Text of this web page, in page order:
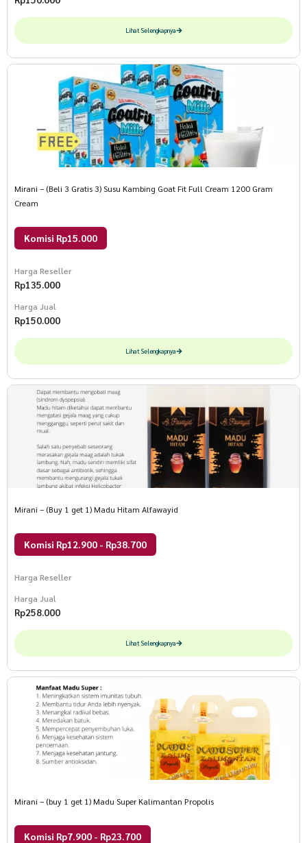
Lihat Selengkapnya
Mirani – (Beli 3 Gratis 3) Susu Kambing Goat Fit Full Cream 1200 Gram
Cream
Komisi Rp15.000
Harga Reseller
Rp135.000
Harga Jual
Rp150.000
Lihat Selengkapnya
Mirani – (Buy 1 get 1) Madu Hitam Alfawayid
Komisi Rp12.900 - Rp38.700
Harga Reseller
Harga Jual
Rp258.000
Lihat Selengkapnya
Mirani – (buy 1 get 1) Madu Super Kalimantan Propolis
Komisi Rp7.900 - Rp23.700